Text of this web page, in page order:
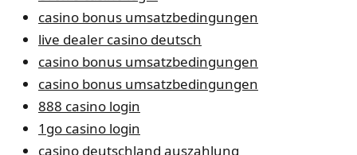
casino bonus umsatzbedingungen
live dealer casino deutsch
casino bonus umsatzbedingungen
casino bonus umsatzbedingungen
888 casino login
1go casino login
casino deutschland auszahlung